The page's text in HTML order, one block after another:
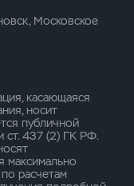
Московское
касающаяся
носит
публичной
ст. 437 (2) ГК РФ.
максимально
расчетам